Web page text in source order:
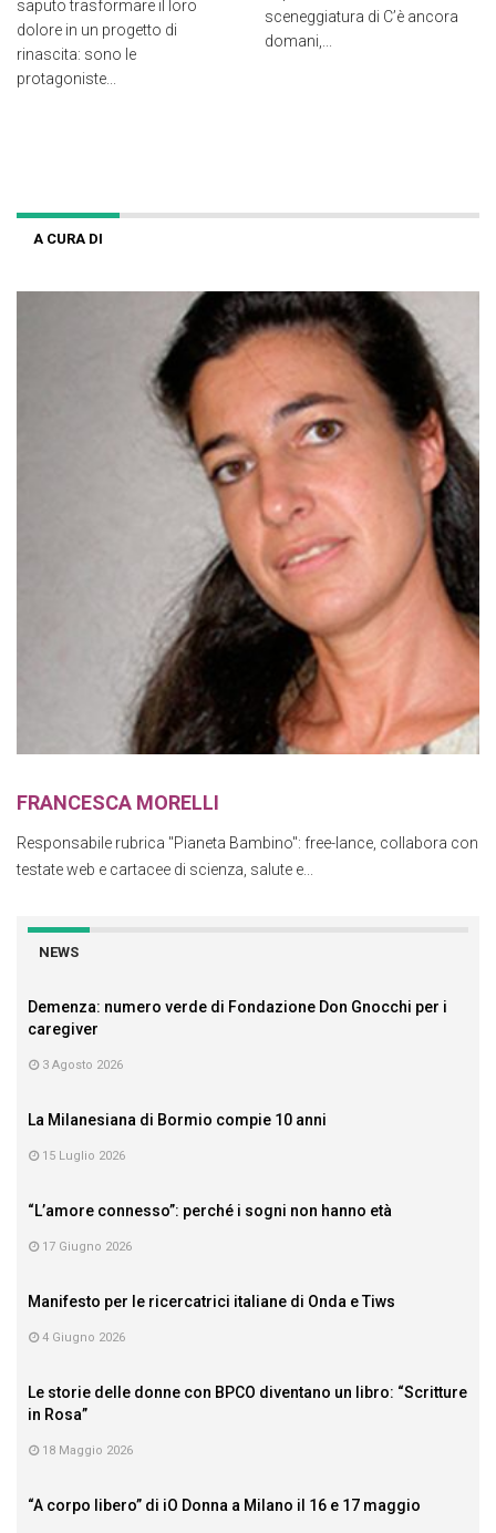
saputo trasformare il loro
dolore in un progetto di
rinascita: sono le
protagoniste...
sceneggiatura di C’è ancora
domani,...
A CURA DI
FRANCESCA MORELLI
Responsabile rubrica "Pianeta Bambino": free-lance, collabora con
testate web e cartacee di scienza, salute e...
NEWS
Demenza: numero verde di Fondazione Don Gnocchi per i
caregiver
3 Agosto 2026
La Milanesiana di Bormio compie 10 anni
15 Luglio 2026
“L’amore connesso”: perché i sogni non hanno età
17 Giugno 2026
Manifesto per le ricercatrici italiane di Onda e Tiws
4 Giugno 2026
Le storie delle donne con BPCO diventano un libro: “Scritture
in Rosa”
18 Maggio 2026
“A corpo libero” di iO Donna a Milano il 16 e 17 maggio